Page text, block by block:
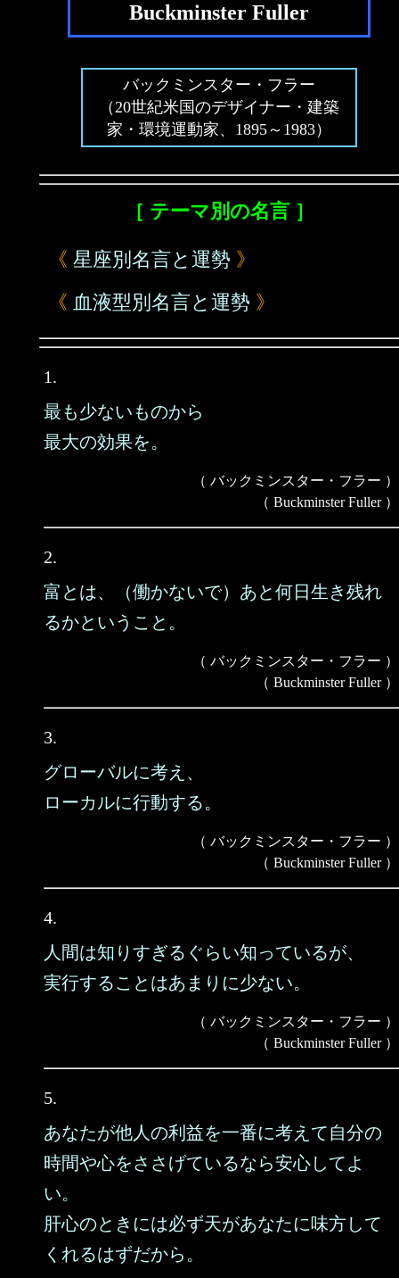
Buckminster Fuller
バックミンスター・フラー
（20世紀米国のデザイナー・建築
家・環境運動家、1895～1983）
［ テーマ別の名言 ］
《 星座別名言と運勢 》
《 血液型別名言と運勢 》
1.
最も少ないものから
最大の効果を。
（ バックミンスター・フラー ）
（ Buckminster Fuller ）
2.
富とは、（働かないで）あと何日生き残れ
るかということ。
（ バックミンスター・フラー ）
（ Buckminster Fuller ）
3.
グローバルに考え、
ローカルに行動する。
（ バックミンスター・フラー ）
（ Buckminster Fuller ）
4.
人間は知りすぎるぐらい知っているが、
実行することはあまりに少ない。
（ バックミンスター・フラー ）
（ Buckminster Fuller ）
5.
あなたが他人の利益を一番に考えて自分の
時間や心をささげているなら安心してよ
い。
肝心のときには必ず天があなたに味方して
くれるはずだから。